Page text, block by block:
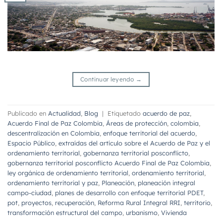
Continuar leyendo →
Publicado en Actualidad Blog | Etiquetado acuerdo de paz
Acuerdo Final de Paz Colombia Áreas de protección colombia
descentralización en Colombia enfoque territorial del acuerdo
Espacio Público extraídas del artículo sobre el Acuerdo de Paz y el
ordenamiento territorial gobernanza territorial posconflicto
gobernanza territorial posconflicto Acuerdo Final de Paz Colombia
ley orgánica de ordenamiento territorial ordenamiento territorial
ordenamiento territorial y paz Planeación planeación integral
campo-ciudad planes de desarrollo con enfoque territorial PDET,
pot proyectos recuperación Reforma Rural Integral RRI territorio
transformación estructural del campo urbanismo Vivienda